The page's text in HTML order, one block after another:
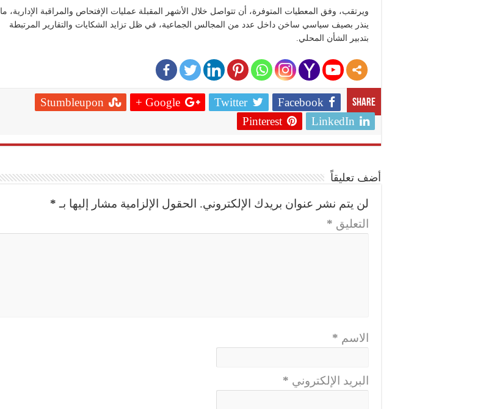
ويرتقب، وفق المعطيات المتوفرة، أن تتواصل خلال الأشهر المقبلة عمليات الإفتحاص والمراقبة الإدارية، ما
ينذر بصيف سياسي ساخن داخل عدد من المجالس الجماعية، في ظل تزايد الشكايات والتقارير المرتبطة
بتدبير الشأن المحلي.
Share
Facebook
Twitter
Google +
Stumbleupon
LinkedIn
Pinterest
أضف تعليقاً
لن يتم نشر عنوان بريدك الإلكتروني. الحقول الإلزامية مشار إليها بـ *
التعليق *
الاسم *
البريد الإلكتروني *